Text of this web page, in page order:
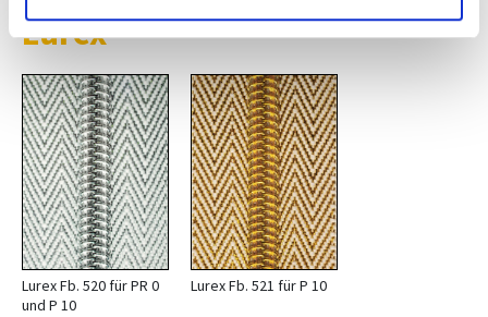
Lurex
Lurex Fb. 520 für PR 0
und P 10
Lurex Fb. 521 für P 10